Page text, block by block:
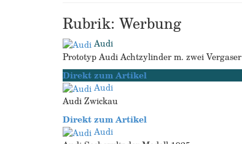
Rubrik: Werbung
Audi
Prototyp Audi Achtzylinder m. zwei Vergaser
Direkt zum Artikel
Audi
Audi Zwickau
Direkt zum Artikel
Audi